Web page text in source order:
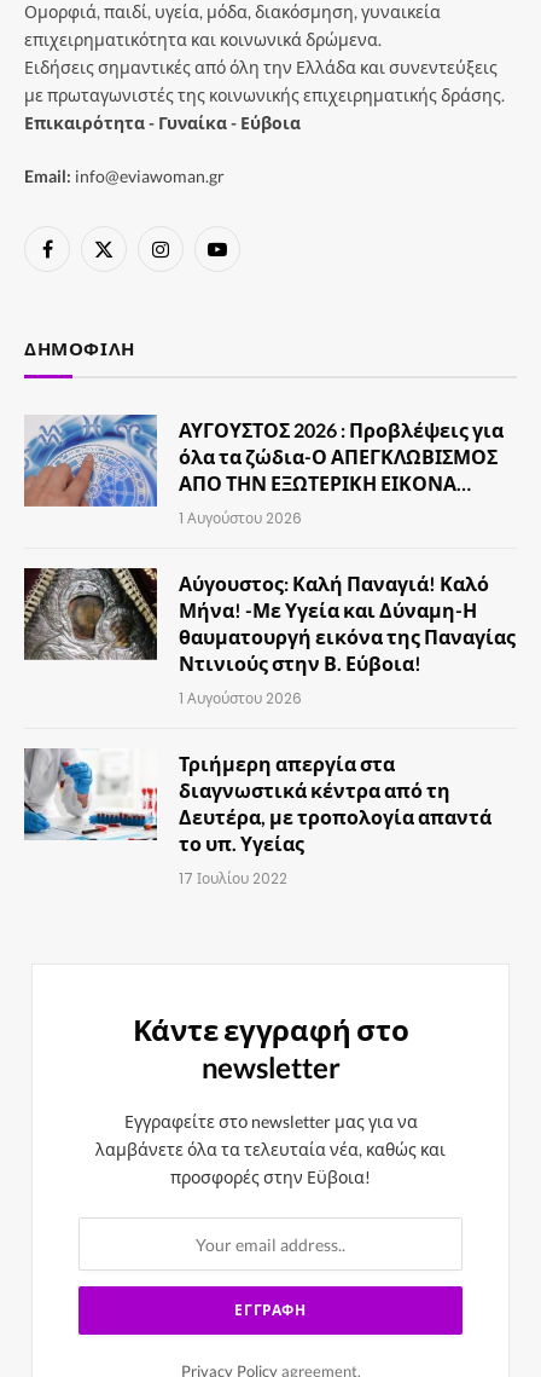
Ομορφιά, παιδί, υγεία, μόδα, διακόσμηση, γυναικεία
επιχειρηματικότητα και κοινωνικά δρώμενα.
Ειδήσεις σημαντικές από όλη την Ελλάδα και συνεντεύξεις
με πρωταγωνιστές της κοινωνικής επιχειρηματικής δράσης.
Επικαιρότητα - Γυναίκα - Εύβοια
Email: info@eviawoman.gr
Facebook
X
InstagramYouTube
ΔΗΜΟΦΙΛΉ
ΑΥΓΟΥΣΤΟΣ 2026 : Προβλέψεις για
όλα τα ζώδια-Ο ΑΠΕΓΚΛΩΒΙΣΜΟΣ
ΑΠΟ ΤΗΝ ΕΞΩΤΕΡΙΚΗ ΕΙΚΟΝΑ…
1 Αυγούστου 2026
Αύγουστος: Καλή Παναγιά! Καλό
Μήνα! -Με Υγεία και Δύναμη-Η
θαυματουργή εικόνα της Παναγίας
Ντινιούς στην Β. Εύβοια!
1 Αυγούστου 2026
Τριήμερη απεργία στα
διαγνωστικά κέντρα από τη
Δευτέρα, με τροπολογία απαντά
το υπ. Υγείας
17 Ιουλίου 2022
Κάντε εγγραφή στο
newsletter
Εγγραφείτε στο newsletter μας για να
λαμβάνετε όλα τα τελευταία νέα, καθώς και
προσφορές στην Εϋβοια!
Privacy Policyagreement.